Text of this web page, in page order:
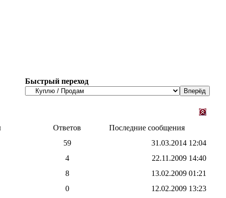
Быстрый переход
Ответов
Последние сообщения
59 31.03.2014 12:04
4 22.11.2009 14:40
8 13.02.2009 01:21
0 12.02.2009 13:23